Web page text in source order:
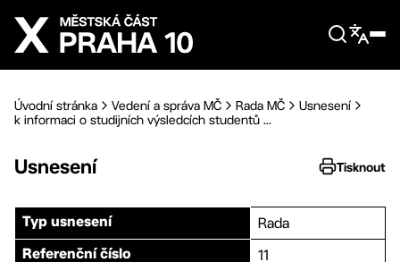
Přejít na hlavní obsah
Úvodní stránka Vedení a správa MČ Rada MČ
Usnesení
k informaci o studijních výsledcích studentů ...
Usnesení Tisknout
Typ usnesení Rada
Referenční číslo 11